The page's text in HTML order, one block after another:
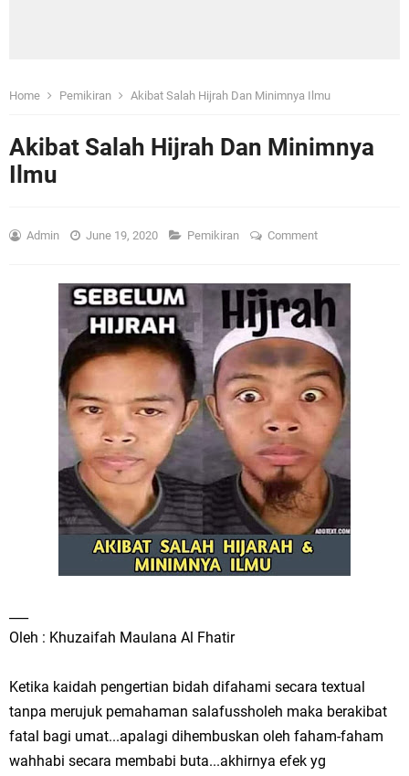
Home Pemikiran Akibat Salah Hijrah Dan Minimnya Ilmu
Akibat Salah Hijrah Dan Minimnya
Ilmu
Admin June 19, 2020 Pemikiran Comment
Oleh : Khuzaifah Maulana Al Fhatir
Ketika kaidah pengertian bidah difahami secara textual
tanpa merujuk pemahaman salafussholeh maka berakibat
fatal bagi umat...apalagi dihembuskan oleh faham-faham
wahhabi secara membabi buta...akhirnya efek yg